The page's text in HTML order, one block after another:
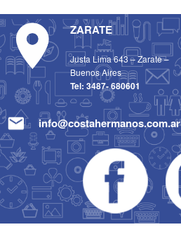
ZARATE
Justa Lima 643 – Zarate –
Buenos Aires
Tel: 3487- 680601
info@costahermanos.com.ar